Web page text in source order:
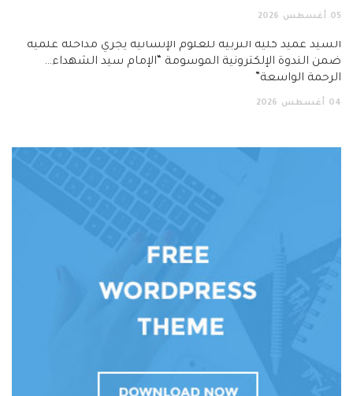
05 أغسطس 2026
السيد عميد كلية التربية للعلوم الإنسانية يجري مداخلة علمية
ضمن الندوة الإلكترونية الموسومة “الإمام سيد الشهداء…
الرحمة الواسعة”
04 أغسطس 2026